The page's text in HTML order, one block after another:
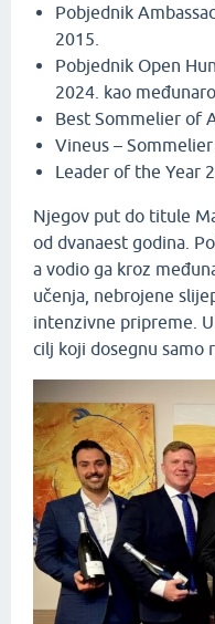
Pobjednik
2015.
Pobjednik Open
2024. kao
Best Sommelier of
Vineus –
Leader of the Year
Njegov put do titule
od dvanaest godina.
a vodio ga kroz
učenja, nebrojene
intenzivne pripreme.
cilj koji dosegnu samo